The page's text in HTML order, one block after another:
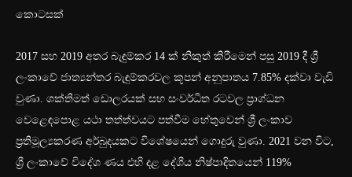
කොටසක්
2017 සහ 2019 අතර බැඳුම්කර 14 ක් නිකුත් කිරීමෙන් පසු 2019 දී ශ්‍රී
ලංකාවේ ජාත්‍යන්තර බැඳුම්කරවල කූපන් අනුපාතය 7.85% දක්වා වැඩි
වුණා. ශක්තිමත් ඩොලරයක් සහ සංවර්ධිත රටවල ප්‍රාග්ධන
වෙළෙඳපොළ යථා තත්ත්වයට පත්වීම හේතුවෙන් ශ්‍රී ලංකාව
ප්‍රතිමූල්‍යකරණ අර්බුදයකට විශේෂයෙන් ගොදුරු වුණා. 2021 වන විට,
ශ්‍රී ලංකාවේ විදේශ ණය එහි දළ දේශීය නිෂ්පාදිතයෙන් 119%